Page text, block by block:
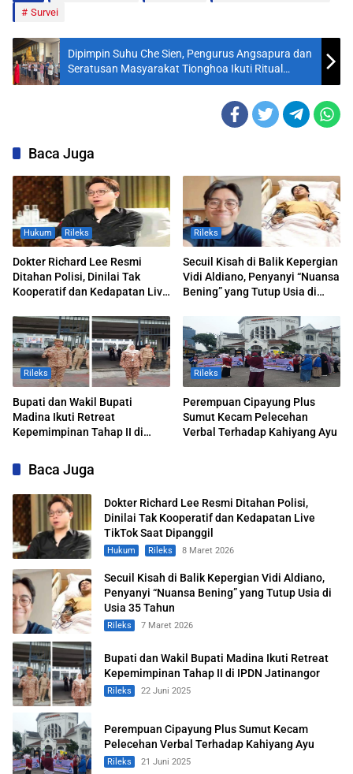
Survei
Dipimpin Suhu Che Sien, Pengurus Angsapura dan
Seratusan Masyarakat Tionghoa Ikuti Ritual
Penutup Cheng Beng
Baca Juga
Hukum Rileks
Dokter Richard Lee Resmi
Ditahan Polisi, Dinilai Tak
Kooperatif dan Kedapatan Live
Rileks
Secuil Kisah di Balik Kepergian
Vidi Aldiano, Penyanyi “Nuansa
Bening” yang Tutup Usia di
Rileks
Bupati dan Wakil Bupati
Madina Ikuti Retreat
Kepemimpinan Tahap II di
Rileks
Perempuan Cipayung Plus
Sumut Kecam Pelecehan
Verbal Terhadap Kahiyang Ayu
Baca Juga
Dokter Richard Lee Resmi Ditahan Polisi,
Dinilai Tak Kooperatif dan Kedapatan Live
TikTok Saat Dipanggil
Hukum Rileks 8 Maret 2026
Secuil Kisah di Balik Kepergian Vidi Aldiano,
Penyanyi “Nuansa Bening” yang Tutup Usia di
Usia 35 Tahun
Rileks 7 Maret 2026
Bupati dan Wakil Bupati Madina Ikuti Retreat
Kepemimpinan Tahap II di IPDN Jatinangor
Rileks 22 Juni 2025
Perempuan Cipayung Plus Sumut Kecam
Pelecehan Verbal Terhadap Kahiyang Ayu
Rileks 21 Juni 2025